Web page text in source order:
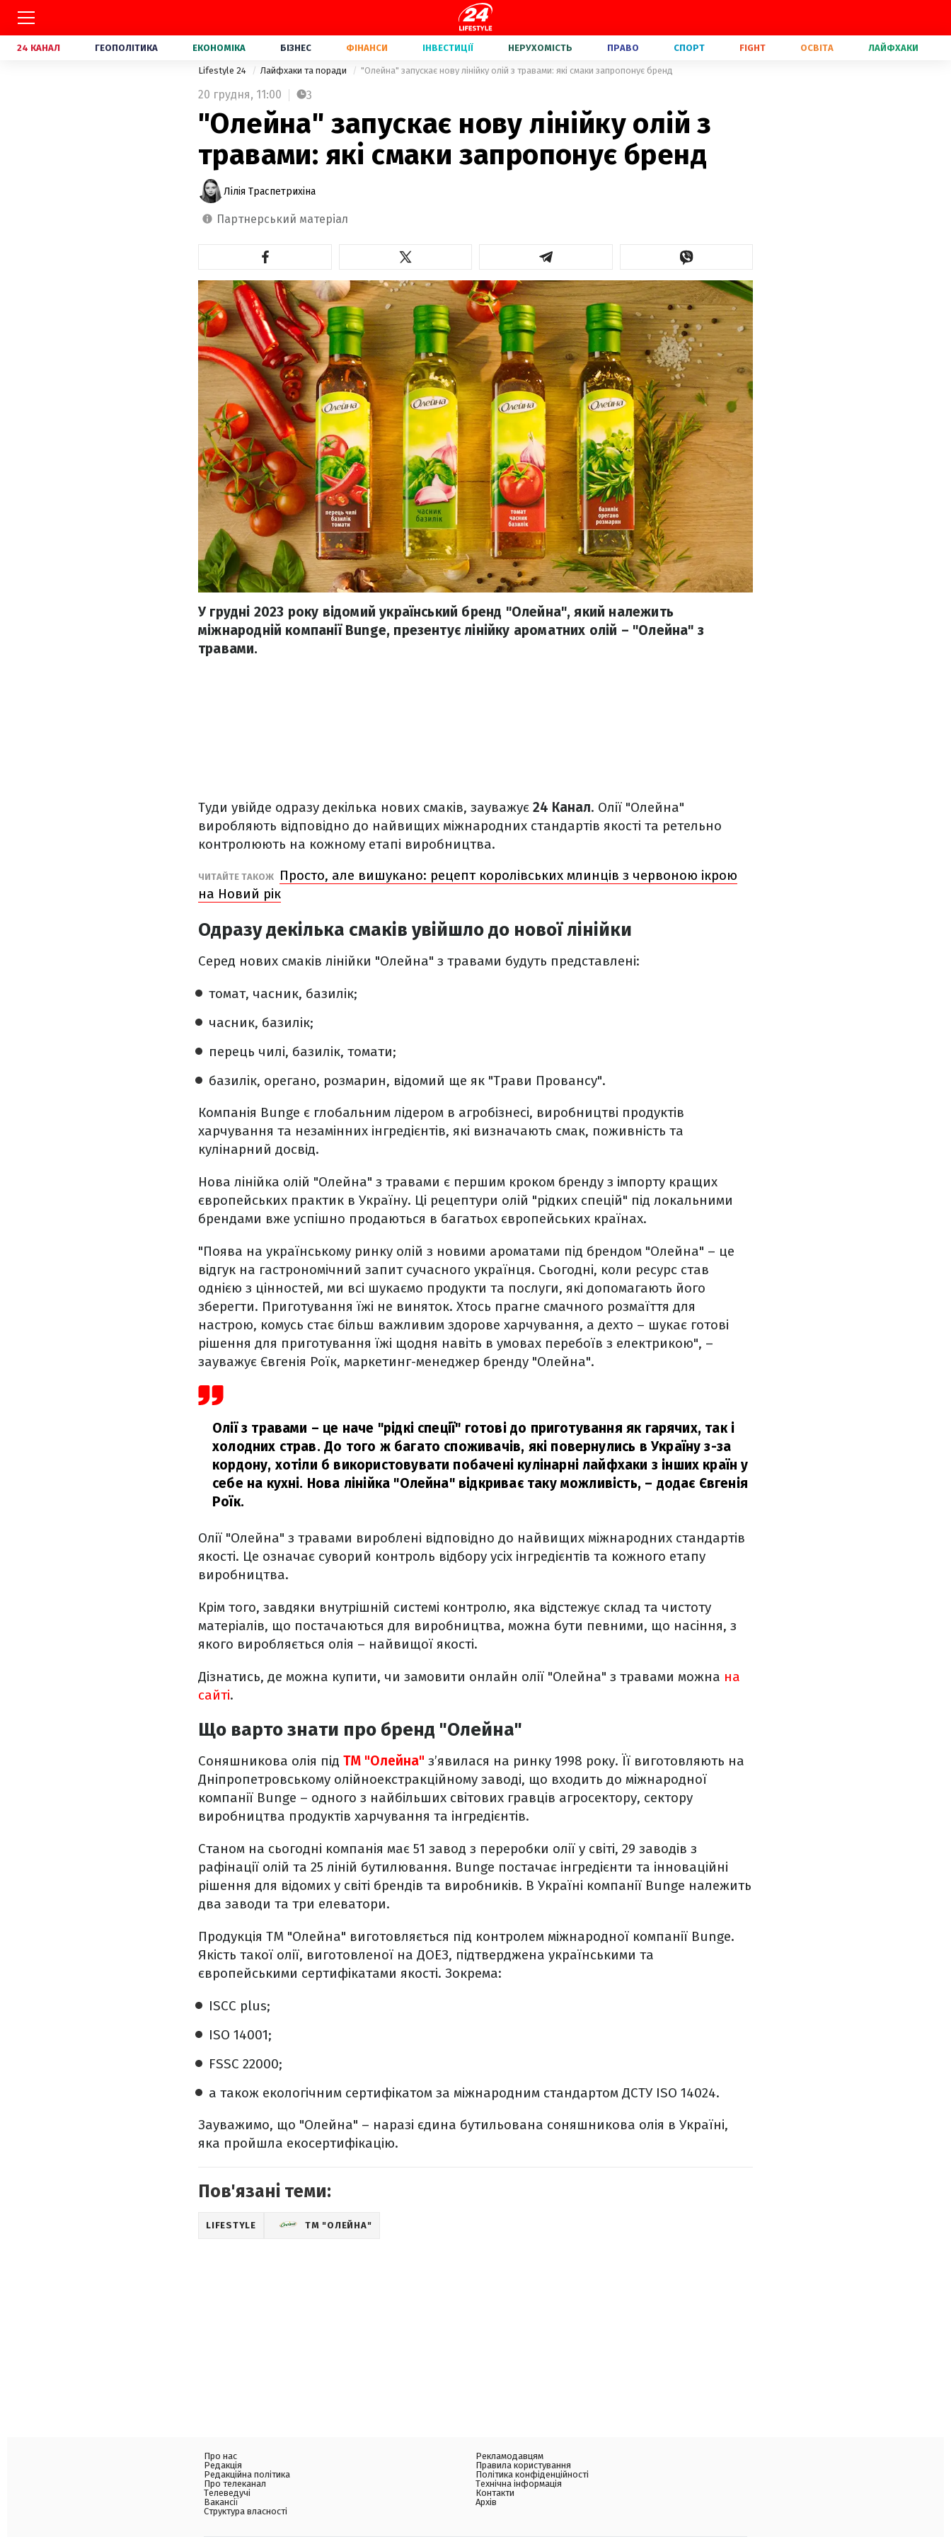
24 КАНАЛ ГЕОПОЛІТИКА ЕКОНОМІКА БІЗНЕС ФІНАНСИ ІНВЕСТИЦІЇ НЕРУХОМІСТЬ ПРАВО СПОРТ FIGHT ОСВІТА ЛАЙФХАКИ
Lifestyle 24 Лайфхаки та поради "Олейна" запускає нову лінійку олій з травами: які смаки запропонує бренд
20 грудня, 11:00 3
"Олейна" запускає нову лінійку олій з
травами: які смаки запропонує бренд
Лілія Траспетрихіна
партнерський матеріал
У грудні 2023 року відомий український бренд "Олейна", який належить
міжнародній компанії Bunge, презентує лінійку ароматних олій – "Олейна" з
травами.
Туди увійде одразу декілька нових смаків, зауважує 24 Канал. Олії "Олейна"
виробляють відповідно до найвищих міжнародних стандартів якості та ретельно
контролюють на кожному етапі виробництва.
ЧИТАЙТЕ ТАКОЖ
Просто, але вишукано: рецепт королівських млинців з червоною ікрою
на Новий рік
Одразу декілька смаків увійшло до нової лінійки
Серед нових смаків лінійки "Олейна" з травами будуть представлені:
томат, часник, базилік;
часник, базилік;
перець чилі, базилік, томати;
базилік, орегано, розмарин, відомий ще як "Трави Провансу".
Компанія Bunge є глобальним лідером в агробізнесі, виробництві продуктів
харчування та незамінних інгредієнтів, які визначають смак, поживність та
кулінарний досвід.
Нова лінійка олій "Олейна" з травами є першим кроком бренду з імпорту кращих
європейських практик в Україну. Ці рецептури олій "рідких спецій" під локальними
брендами вже успішно продаються в багатьох європейських країнах.
"Поява на українському ринку олій з новими ароматами під брендом "Олейна" – це
відгук на гастрономічний запит сучасного українця. Сьогодні, коли ресурс став
однією з цінностей, ми всі шукаємо продукти та послуги, які допомагають його
зберегти. Приготування їжі не виняток. Хтось прагне смачного розмаїття для
настрою, комусь стає більш важливим здорове харчування, а дехто – шукає готові
рішення для приготування їжі щодня навіть в умовах перебоїв з електрикою", –
зауважує Євгенія Роїк, маркетинг-менеджер бренду "Олейна".
Олії з травами – це наче "рідкі спеції" готові до приготування як гарячих, так і
холодних страв. До того ж багато споживачів, які повернулись в Україну з-за
кордону, хотіли б використовувати побачені кулінарні лайфхаки з інших країн у
себе на кухні. Нова лінійка "Олейна" відкриває таку можливість, – додає Євгенія
Роїк.
Олії "Олейна" з травами вироблені відповідно до найвищих міжнародних стандартів
якості. Це означає суворий контроль відбору усіх інгредієнтів та кожного етапу
виробництва.
Крім того, завдяки внутрішній системі контролю, яка відстежує склад та чистоту
матеріалів, що постачаються для виробництва, можна бути певними, що насіння, з
якого виробляється олія – найвищої якості.
Дізнатись, де можна купити, чи замовити онлайн олії "Олейна" з травами можна на
сайті.
Що варто знати про бренд "Олейна"
Соняшникова олія під ТМ "Олейна" з’явилася на ринку 1998 року. Її виготовляють на
Дніпропетровському олійноекстракційному заводі, що входить до міжнародної
компанії Bunge – одного з найбільших світових гравців агросектору, сектору
виробництва продуктів харчування та інгредієнтів.
Станом на сьогодні компанія має 51 завод з переробки олії у світі, 29 заводів з
рафінації олій та 25 ліній бутилювання. Bunge постачає інгредієнти та інноваційні
рішення для відомих у світі брендів та виробників. В Україні компанії Bunge належить
два заводи та три елеватори.
Продукція ТМ "Олейна" виготовляється під контролем міжнародної компанії Bunge.
Якість такої олії, виготовленої на ДОЕЗ, підтверджена українськими та
європейськими сертифікатами якості. Зокрема:
ISCC plus;
ISO 14001;
FSSC 22000;
а також екологічним сертифікатом за міжнародним стандартом ДСТУ ISO 14024.
Зауважимо, що "Олейна" – наразі єдина бутильована соняшникова олія в Україні,
яка пройшла екосертифікацію.
Пов'язані теми:
LIFESTYLE ТМ "ОЛЕЙНА"
Про нас
Редакція
Редакційна політика
Про телеканал
Телеведучі
Вакансії
Структура власності
Рекламодавцям
Правила користування
Політика конфіденційності
Технічна інформація
Контакти
Архів